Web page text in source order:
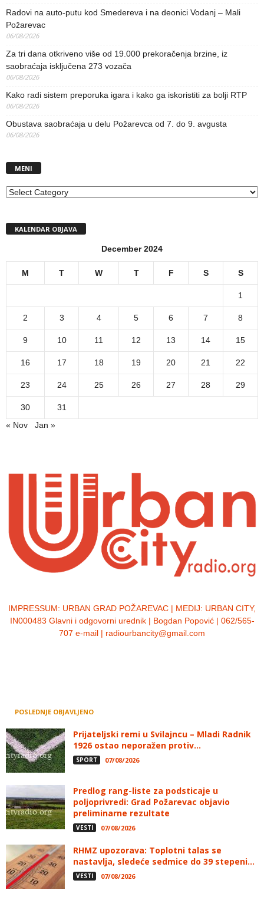
Radovi na auto-putu kod Smedereva i na deonici Vodanj – Mali
Požarevac
06/08/2026
Za tri dana otkriveno više od 19.000 prekoračenja brzine, iz
saobraćaja isključena 273 vozača
06/08/2026
Kako radi sistem preporuka igara i kako ga iskoristiti za bolji RTP
06/08/2026
Obustava saobraćaja u delu Požarevca od 7. do 9. avgusta
06/08/2026
MENI
MENI
KALENDAR OBJAVA
December 2024
M T W T F S S
1
2 3 4 5 6 7 8
9 10 11 12 13 14 15
16 17 18 19 20 21 22
23 24 25 26 27 28 29
30
31
« Nov
Jan »
IMPRESSUM: URBAN GRAD POŽAREVAC | MEDIJ: URBAN CITY,
IN000483 Glavni i odgovorni urednik | Bogdan Popović | 062/565-
707 e-mail | radiourbancity@gmail.com
POSLEDNJE OBJAVLJENO
Prijateljski remi u Svilajncu – Mladi Radnik
1926 ostao neporažen protiv...
SPORT 07/08/2026
Predlog rang-liste za podsticaje u
poljoprivredi: Grad Požarevac objavio
preliminarne rezultate
VESTI 07/08/2026
RHMZ upozorava: Toplotni talas se
nastavlja, sledeće sedmice do 39 stepeni...
VESTI 07/08/2026